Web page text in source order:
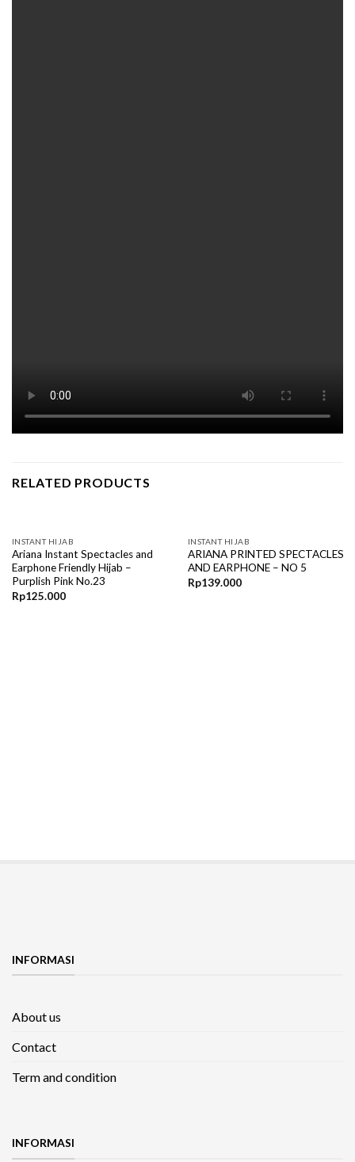
RELATED PRODUCTS
INSTANT HIJAB
Ariana Instant Spectacles and
Earphone Friendly Hijab –
Purplish Pink No.23
Rp125.000
INSTANT HIJAB
ARIANA PRINTED SPECTACLES
AND EARPHONE – NO 5
Rp139.000
INFORMASI
About us
Contact
Term and condition
INFORMASI